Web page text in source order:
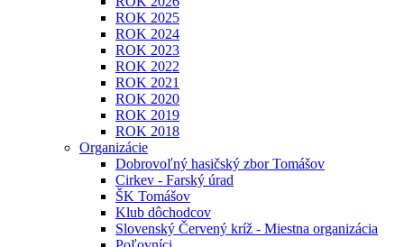
ROK 2025
ROK 2024
ROK 2023
ROK 2022
ROK 2021
ROK 2020
ROK 2019
ROK 2018
Organizácie
Dobrovoľný hasičský zbor Tomášov
Cirkev - Farský úrad
ŠK Tomášov
Klub dôchodcov
Slovenský Červený kríž - Miestna organizácia